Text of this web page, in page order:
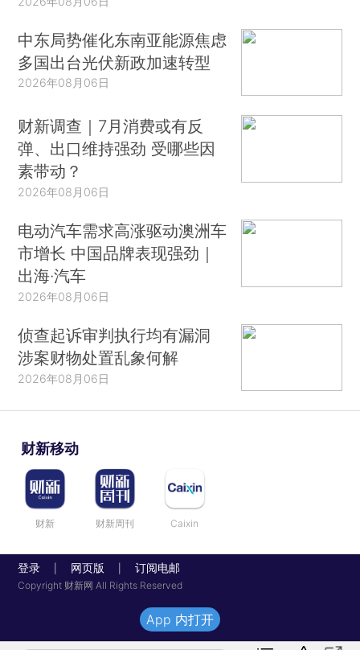
中东局势催化东南亚能源焦虑
多国出台光伏新政加速转型
2026年08月06日
财新调查｜7月消费或有反
弹、出口维持强劲 受哪些因
素带动？
2026年08月06日
电动汽车需求高涨驱动澳洲车
市增长 中国品牌表现强劲｜
出海·汽车
2026年08月06日
侦查起诉审判执行均有漏洞
涉案财物处置乱象何解
2026年08月06日
财新移动
财新 财新周刊 Caixin
登录 网页版 订阅电邮
Copyright 财新网 All Rights Reserved
App 内打开